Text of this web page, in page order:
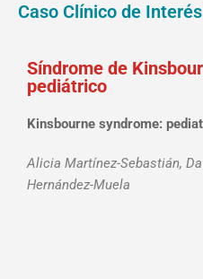
Caso Clínico de
Síndrome de
pediátrico
Kinsbourne syndrome:
Alicia Martínez-Sebastián,
Hernández-Muela